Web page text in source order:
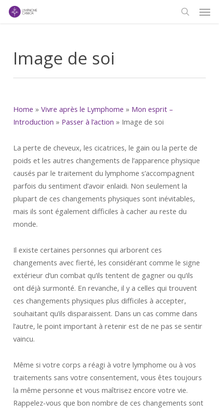
Skip
Image de soi
Home » Vivre après le Lymphome » Mon esprit –
Introduction » Passer à l’action » Image de soi
La perte de cheveux, les cicatrices, le gain ou la perte de
poids et les autres changements de l’apparence physique
causés par le traitement du lymphome s’accompagnent
parfois du sentiment d’avoir enlaidi. Non seulement la
plupart de ces changements physiques sont inévitables,
mais ils sont également difficiles à cacher au reste du
monde.
Il existe certaines personnes qui arborent ces
changements avec fierté, les considérant comme le signe
extérieur d’un combat qu’ils tentent de gagner ou qu’ils
ont déjà surmonté. En revanche, il y a celles qui trouvent
ces changements physiques plus difficiles à accepter,
souhaitant qu’ils disparaissent. Dans un cas comme dans
l’autre, le point important à retenir est de ne pas se sentir
vaincu.
Même si votre corps a réagi à votre lymphome ou à vos
traitements sans votre consentement, vous êtes toujours
la même personne et vous maîtrisez encore votre vie.
Rappelez-vous que bon nombre de ces changements sont